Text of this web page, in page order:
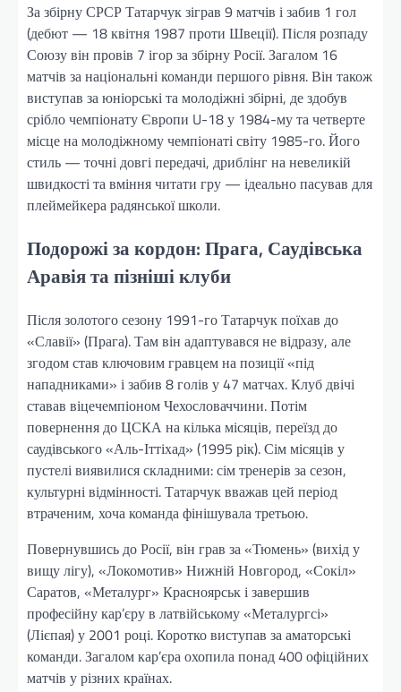
За збірну СРСР Татарчук зіграв 9 матчів і забив 1 гол
(дебют — 18 квітня 1987 проти Швеції). Після розпаду
Союзу він провів 7 ігор за збірну Росії. Загалом 16
матчів за національні команди першого рівня. Він також
виступав за юніорські та молодіжні збірні, де здобув
срібло чемпіонату Європи U-18 у 1984-му та четверте
місце на молодіжному чемпіонаті світу 1985-го. Його
стиль — точні довгі передачі, дриблінг на невеликій
швидкості та вміння читати гру — ідеально пасував для
плеймейкера радянської школи.
Подорожі за кордон: Прага, Саудівська
Аравія та пізніші клуби
Після золотого сезону 1991-го Татарчук поїхав до
«Славії» (Прага). Там він адаптувався не відразу, але
згодом став ключовим гравцем на позиції «під
нападниками» і забив 8 голів у 47 матчах. Клуб двічі
ставав віцечемпіоном Чехословаччини. Потім
повернення до ЦСКА на кілька місяців, переїзд до
саудівського «Аль-Іттіхад» (1995 рік). Сім місяців у
пустелі виявилися складними: сім тренерів за сезон,
культурні відмінності. Татарчук вважав цей період
втраченим, хоча команда фінішувала третьою.
Повернувшись до Росії, він грав за «Тюмень» (вихід у
вищу лігу), «Локомотив» Нижній Новгород, «Сокіл»
Саратов, «Металург» Красноярськ і завершив
професійну кар’єру в латвійському «Металургсі»
(Лієпая) у 2001 році. Коротко виступав за аматорські
команди. Загалом кар’єра охопила понад 400 офіційних
матчів у різних країнах.